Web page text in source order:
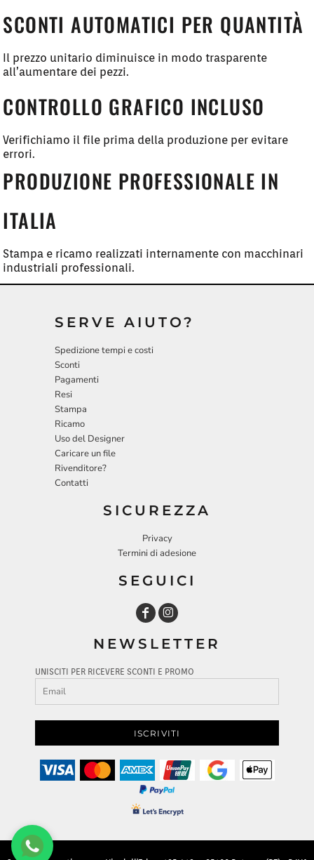
SCONTI AUTOMATICI PER QUANTITÀ
Il prezzo unitario diminuisce in modo trasparente
all’aumentare dei pezzi.
CONTROLLO GRAFICO INCLUSO
Verifichiamo il file prima della produzione per evitare
errori.
PRODUZIONE PROFESSIONALE IN
ITALIA
Stampa e ricamo realizzati internamente con macchinari
industriali professionali.
SERVE AIUTO?
Spedizione tempi e costi
Sconti
Pagamenti
Resi
Stampa
Ricamo
Uso del Designer
Caricare un file
Rivenditore?
Contatti
SICUREZZA
Privacy
Termini di adesione
SEGUICI
NEWSLETTER
UNISCITI PER RICEVERE SCONTI E PROMO
ISCRIVITI